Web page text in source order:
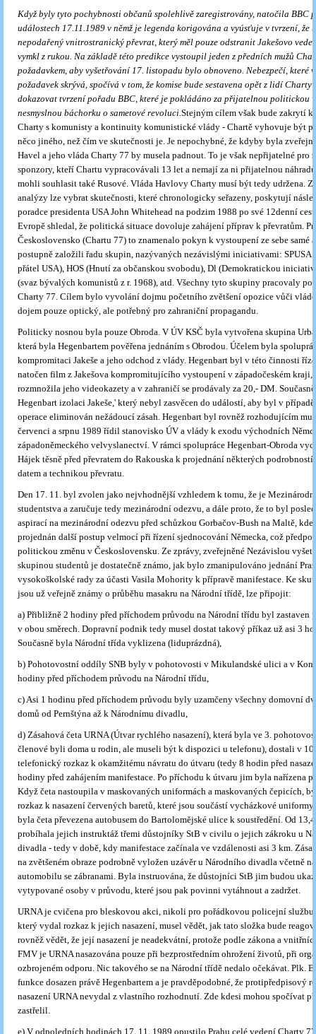
Když byly tyto pochybnosti občanů spolehlivě zaregistrovány, natočila BBC
událostech 17.11.1989 v němž je legenda korigována a vyúsťuje v tvrzení, že
nepodařený vnitrostranický převrat, který měl pouze odstranit Jakešovo
vymkl z rukou. Na základě této predikce vystoupil jeden z předních mužů
požadavkem, aby vyšetřování 17. listopadu bylo obnoveno. Nebezpečí, které
požadavek skrývá, spočívá v tom, že komise bude sestavena opět z lidí
dokazovat tvrzení pořadu BBC, které je pokládáno za přijatelnou politickou
nesmyslnou báchorku o sametové revoluci.Stejným cílem však bude zakrytí
Charty s komunisty a kontinuity komunistické vlády - Chartě vyhovuje být
něco jiného, než čím ve skutečnosti je. Je nepochybné, že kdyby byla
Havel a jeho vláda Charty 77 by musela padnout. To je však nepřijatelné pro
sponzory, kteří Chartu vypracovávali 13 let a nemají za ni přijatelnou
mohli souhlasit také Rusové. Vláda Havlovy Charty musí být tedy udržena. Z
analýzy lze vybrat skutečnosti, které chronologicky seřazeny, poskytují
poradce presidenta USA John Whitehead na podzim 1988 po své 12denní
Evropě shledal, že politická situace dovoluje zahájení příprav k převratům.
Československo (Chartu 77) to znamenalo pokyn k vystoupení ze sebe samé
postupně založili řadu skupin, nazývaných nezávislými iniciativami: SPUSA
přátel USA), HOS (Hnutí za občanskou svobodu), Dl (Demokratickou
(svaz bývalých komunistů z r. 1968), atd. Všechny tyto skupiny pracovaly
Charty 77. Cílem bylo vyvolání dojmu početního zvětšení opozice vůči
dojem pouze optický, ale potřebný pro zahraniční propagandu.
Politicky nosnou byla pouze Obroda. V ÚV KSČ byla vytvořena skupina
která byla Hegenbartem pověřena jednáním s Obrodou. Účelem byla
kompromitaci Jakeše a jeho odchod z vlády. Hegenbart byl v této činnosti
natočen film z Jakešova kompromitujícího vystoupení v západočeském kraji,
rozmnožila jeho videokazety a v zahraničí se prodávaly za 20,- DM.
Hegenbart izolaci Jakeše,' který nebyl zasvěcen do událostí, aby byl v
operace eliminován nežádoucí zásah. Hegenbart byl rovněž rozhodujícím
červenci a srpnu 1989 řídil stanovisko ÚV a vlády k exodu východních
západoněmeckého velvyslanectví. V rámci spolupráce Hegenbart-Obroda
Hájek těsně před převratem do Rakouska k projednání některých
datem a technikou převratu.
Den 17. 11. byl zvolen jako nejvhodnější vzhledem k tomu, že je
studentstva a zaručuje tedy mezinárodní odezvu, a dále proto, že to byl
aspirací na mezinárodní odezvu před schůzkou Gorbačov-Bush na Maltě,
projednán další postup velmocí při řízení sjednocování Německa, což
politickou změnu v Československu. Ze zprávy, zveřejněné Nezávislou
skupinou studentů je dostatečně známo, jak bylo zmanipulováno jednání
vysokoškolské rady za účasti Vasila Mohority k přípravě manifestace. Ke
jsou už veřejně známy o průběhu masakru na Národní třídě, lze připojit:
a) Přibližně 2 hodiny před příchodem průvodu na Národní třídu byl zastaven
v obou směrech. Dopravní podnik tedy musel dostat takový příkaz už asi 3
Současně byla Národní třída vyklizena (liduprázdná),
b) Pohotovostní oddíly SNB byly v pohotovosti v Mikulandské ulici a v
hodiny před příchodem průvodu na Národní třídu,
c) Asi 1 hodinu před příchodem průvodu byly uzamčeny všechny domovní
domů od Pernštýna až k Národnímu divadlu,
d) Zásahová četa URNA (Útvar rychlého nasazení), která byla ve 3.
členové byli doma u rodin, ale museli být k dispozici u telefonu), dostali v
telefonický rozkaz k okamžitému návratu do útvaru (tedy 8 hodin před
hodiny před zahájením manifestace. Po příchodu k útvaru jim byla nařízena
Když četa nastoupila v maskovaných uniformách a maskovaných čepicích,
rozkaz k nasazení červených baretů, které jsou součástí vycházkové
byla četa převezena autobusem do Bartolomějské ulice k soustředění. Od
probíhala jejich instruktáž třemi důstojníky StB v civilu o jejich zákroku u
divadla - tedy v době, kdy manifestace začínala ve vzdálenosti asi 3 km.
na zvětšeném obraze podrobně vyložen uzávěr u Národního divadla včetně
automobilu se zábranami. Byla instruována, že důstojníci StB jim budou
vytypované osoby v průvodu, které jsou pak povinni vytáhnout a zadržet.
URNA je cvičena pro bleskovou akci, nikoli pro pořádkovou policejní
který vydal rozkaz k jejich nasazení, musel vědět, jak tato složka bude
rovněž vědět, že její nasazení je neadekvátní, protože podle zákona a
FMV je URNA nasazována pouze při bezprostředním ohrožení životů, při
ozbrojeném odporu. Nic takového se na Národní třídě nedalo očekávat. Plk.
funkce dosazen právě Hegenbartem a je pravděpodobné, že protipředpisový
nasazení URNA nevydal z vlastního rozhodnutí. Zde kdesi mohou spočívat
zastřelil.
e) V odpoledních hodinách 17. 11. 1989 opustilo Prahu celé vedení Charty